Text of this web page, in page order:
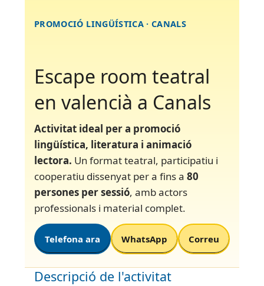
PROMOCIÓ LINGÜÍSTICA · CANALS
Escape room teatral
en valencià a Canals
Activitat ideal per a promoció
lingüística, literatura i animació
lectora. Un format teatral, participatiu i
cooperatiu dissenyat per a fins a 80
persones per sessió, amb actors
professionals i material complet.
Telefona ara WhatsApp Correu
Descripció de l'activitat